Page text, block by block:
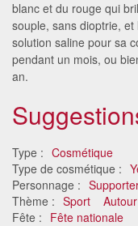
blanc et du rouge qui
souple, sans dioptrie,
solution saline pour sa
pendant un mois, ou
an.
Type : Cosmétique
Type de cosmétique :
Personnage :
Thème : Sport
Fête : Fête nationale